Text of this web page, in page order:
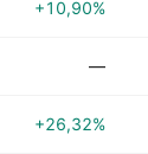
+10,90%
—
+26,32%